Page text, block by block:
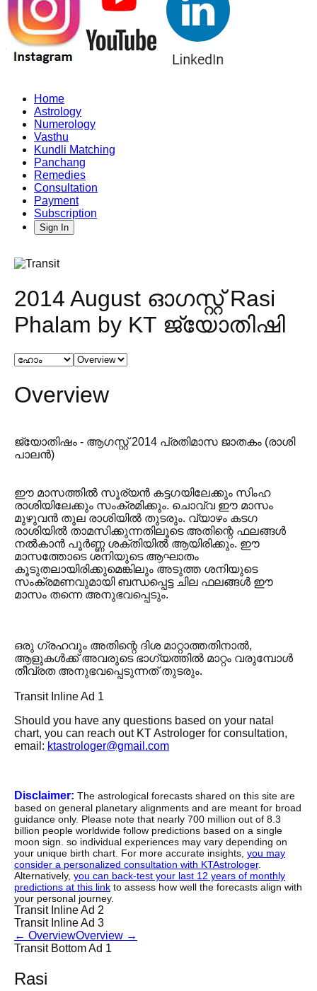
Home
Astrology
Numerology
Vasthu
Kundli Matching
Panchang
Remedies
Consultation
Payment
Subscription
Sign In
2014 August ഓഗസ്റ്റ് Rasi
Phalam by KT ജ്യോതിഷി
Overview
ജ്യോതിഷം - ആഗസ്റ്റ് 2014 പ്രതിമാസ ജാതകം (രാശി
പാലൻ)
ഈ മാസത്തിൽ സൂര്യൻ കട്ടഗയിലേക്കും സിംഹ
രാശിയിലേക്കും സംക്രമിക്കും. ചൊവ്വ ഈ മാസം
മുഴുവൻ തുല രാശിയിൽ തുടരും. വ്യാഴം കടഗ
രാശിയിൽ താമസിക്കുന്നതിലൂടെ അതിന്റെ ഫലങ്ങൾ
നൽകാൻ പൂർണ്ണ ശക്തിയിൽ ആയിരിക്കും. ഈ
മാസത്തോടെ ശനിയുടെ ആഘാതം
കൂടുതലായിരിക്കുമെങ്കിലും അടുത്ത ശനിയുടെ
സംക്രമണവുമായി ബന്ധപ്പെട്ട ചില ഫലങ്ങൾ ഈ
മാസം തന്നെ അനുഭവപ്പെടും.
ഒരു ഗ്രഹവും അതിന്റെ ദിശ മാറ്റാത്തതിനാൽ,
ആളുകൾക്ക് അവരുടെ ഭാഗ്യത്തിൽ മാറ്റം വരുമ്പോൾ
തീവ്രത അനുഭവപ്പെടുന്നത് തുടരും.
Transit Inline Ad 1
Should you have any questions based on your natal
chart, you can reach out KT Astrologer for consultation,
email: ktastrologer@gmail.com
Disclaimer: The astrological forecasts shared on this site are
based on general planetary alignments and are meant for broad
guidance only. Please note that nearly 700 million out of 8.3
billion people worldwide follow predictions based on a single
moon sign. so individual experiences may vary depending on
your unique birth chart. For more accurate insights, you may
consider a personalized consultation with KTAstrologer.
Alternatively, you can back-test your last 12 years of monthly
predictions at this link to assess how well the forecasts align with
your personal journey.
Transit Inline Ad 2
Transit Inline Ad 3
← OverviewOverview →
Transit Bottom Ad 1
Rasi